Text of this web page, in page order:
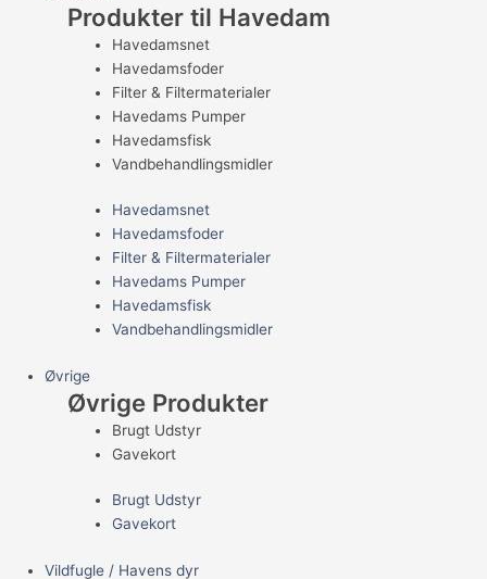
Produkter til Havedam
Havedamsnet
Havedamsfoder
Filter & Filtermaterialer
Havedams Pumper
Havedamsfisk
Vandbehandlingsmidler
Havedamsnet
Havedamsfoder
Filter & Filtermaterialer
Havedams Pumper
Havedamsfisk
Vandbehandlingsmidler
Øvrige
Øvrige Produkter
Brugt Udstyr
Gavekort
Brugt Udstyr
Gavekort
Vildfugle / Havens dyr